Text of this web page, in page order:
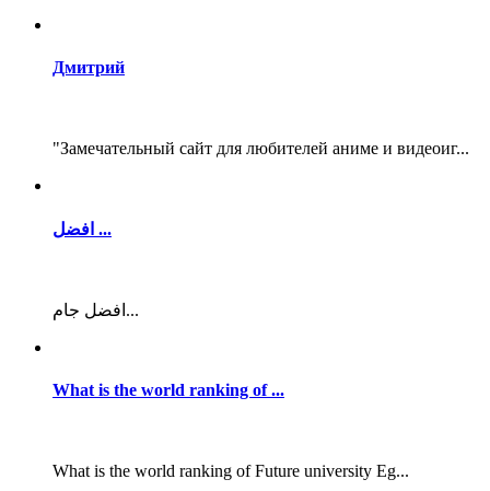
Дмитрий
"Замечательный сайт для любителей аниме и видеоиг...
افضل ...
افضل جام...
What is the world ranking of ...
What is the world ranking of Future university Eg...